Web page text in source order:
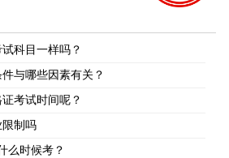
科目一样吗？
与哪些因素有关？
考试时间呢？
限制吗
么时候考？